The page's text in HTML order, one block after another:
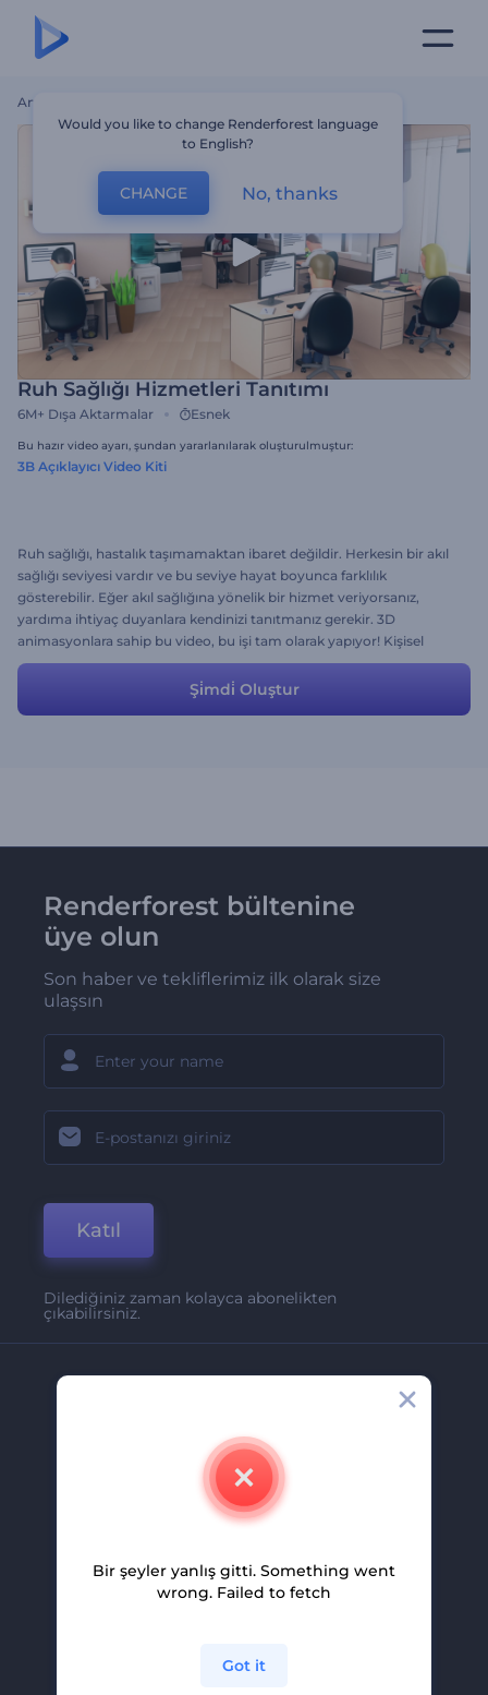
Ana Sayfa
Ruh Sağlığı Hizmetleri Tanıtımı
6M+ Dışa Aktarmalar Esnek
Bu hazır video ayarı, şundan yararlanılarak oluşturulmuştur:
3B Açıklayıcı Video Kiti
Ruh sağlığı, hastalık taşımamaktan ibaret değildir. Herkesin bir akıl
sağlığı seviyesi vardır ve bu seviye hayat boyunca farklılık
gösterebilir. Eğer akıl sağlığına yönelik bir hizmet veriyorsanız,
yardıma ihtiyaç duyanlara kendinizi tanıtmanız gerekir. 3D
animasyonlara sahip bu video, bu işi tam olarak yapıyor! Kişisel
bilgilerinizi ekleyin ve tüm zamanların en etkili reklam videosunu
Şi̇mdi̇ Oluştur
Renderforest bültenine
üye olun
Son haber ve tekliflerimiz ilk olarak size
ulaşsın
Katıl
Dilediğiniz zaman kolayca abonelikten
çıkabilirsiniz.
İletişim
Kariyer
Ortaklık Programı
Would you like to change Renderforest language
to English?
CHANGE No, thanks
Bir şeyler yanlış gitti. Something went
wrong. Failed to fetch
Got it